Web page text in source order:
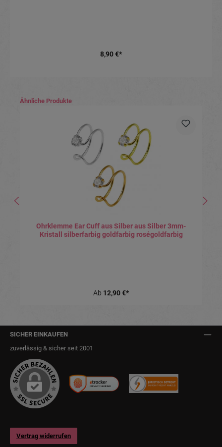
8,90 €*
Produktgalerie überspringen
Ähnliche Produkte
Ohrklemme Ear Cuff aus Silber aus Silber 3mm-
Kristall silberfarbig goldfarbig roségoldfarbig
Ab 12,90 €*
SICHER EINKAUFEN
zuverlässig & sicher seit 2001
Vertrag widerrufen